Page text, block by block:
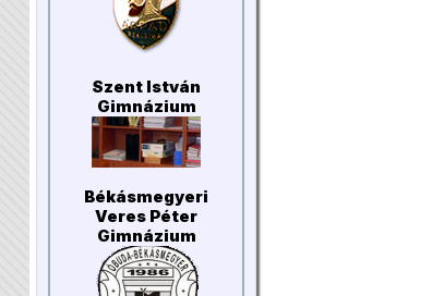
Szent István
Gimnázium
Békásmegyeri
Veres Péter
Gimnázium